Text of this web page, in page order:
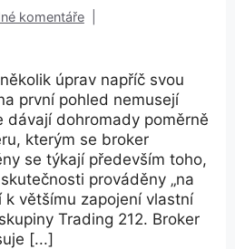
komentáře
úprav napříč svou
první pohled nemusejí
dávají dohromady poměrně
kterým se broker
se týkají především toho,
prováděny „na
k většímu zapojení vlastní
Trading 212. Broker
[...]